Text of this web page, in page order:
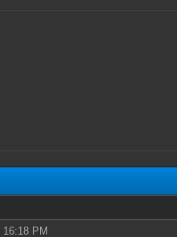
16:18 PM